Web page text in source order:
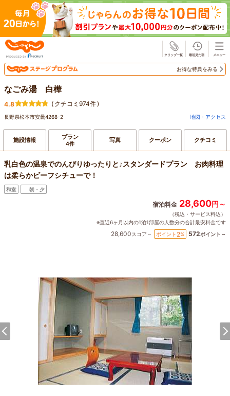
お得な特典をみる
なごみ湯 白樺
4.8 ( クチコミ974件)
長野県松本市安曇4268-2 地図・アクセス
施設情報 プラン
4件 写真 クーポン クチコミ
乳白色の温泉でのんびりゆったりと♪スタンダードプラン お肉料理
は柔らかビーフシチューで！
和室 朝・夕
宿泊料金 28,600円～
（税込・サービス料込）
※直近6ヶ月以内の1泊1部屋の人数分の合計最安料金です
28,600スコア～ ポイント 2% 572ポイント～